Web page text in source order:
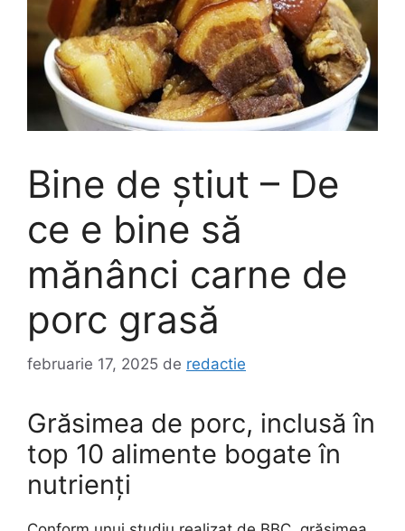
Bine de știut – De
ce e bine să
mănânci carne de
porc grasă
februarie 17, 2025 de redactie
Grăsimea de porc, inclusă în
top 10 alimente bogate în
nutrienți